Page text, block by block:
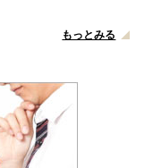
もっとみる